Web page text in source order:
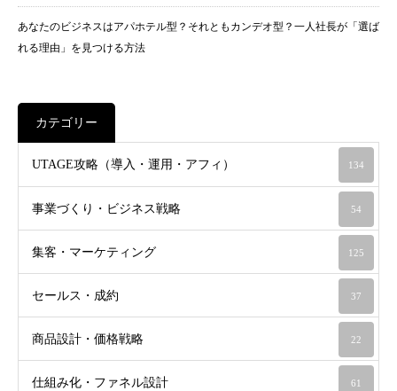
あなたのビジネスはアパホテル型？それともカンデオ型？一人社長が「選ば
れる理由」を見つける方法
カテゴリー
UTAGE攻略（導入・運用・アフィ） 134
事業づくり・ビジネス戦略 54
集客・マーケティング 125
セールス・成約 37
商品設計・価格戦略 22
仕組み化・ファネル設計 61